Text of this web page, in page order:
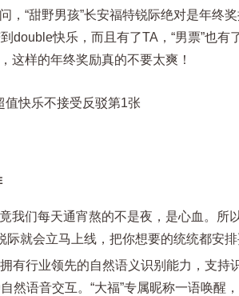
，“甜野男孩”长安福特锐际绝对是年终
double快乐，而且有了TA，“男票”也有
这样的年终奖励真的不要太爽！
我们每天通宵熬的不是夜，是心血。所
际就会立马上线，把你想要的统统都安
有行业领先的自然语义识别能力，支持
然语音交互。“大福”专属昵称一语唤醒